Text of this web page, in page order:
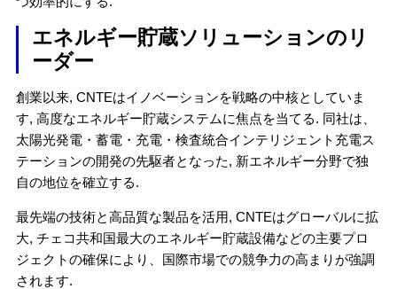
エネルギー貯蔵ソリューションのリ
ーダー
創業以来, CNTEはイノベーションを戦略の中核としていま
す, 高度なエネルギー貯蔵システムに焦点を当てる. 同社は、
太陽光発電・蓄電・充電・検査統合インテリジェント充電ス
テーションの開発の先駆者となった, 新エネルギー分野で独
自の地位を確立する.
最先端の技術と高品質な製品を活用, CNTEはグローバルに拡
大, チェコ共和国最大のエネルギー貯蔵設備などの主要プロ
ジェクトの確保により、国際市場での競争力の高まりが強調
されます.